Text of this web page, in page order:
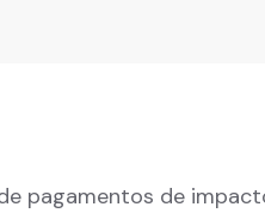
pagamentos de